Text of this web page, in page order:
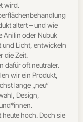
wird.
altert – und wie
Anilin oder Nubuk
Licht, entwickeln
die Zeit.
dafür oft neutraler.
wir ein Produkt,
lange „neu“
Design,
hoch. Doch sie